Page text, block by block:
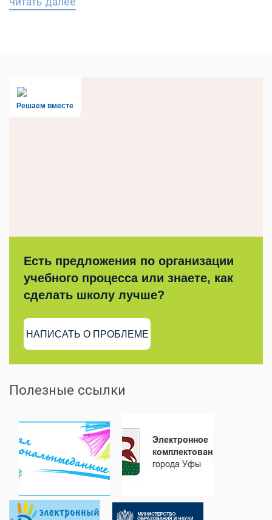
Решаем вместе
Есть предложения по организации
учебного процесса или знаете, как
сделать школу лучше?
НАПИСАТЬ О ПРОБЛЕМЕ
Полезные ссылки